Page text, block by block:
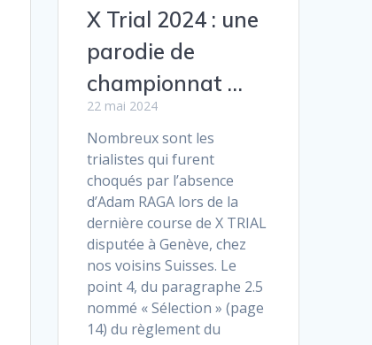
X Trial 2024 : une
parodie de
championnat …
22 mai 2024
Nombreux sont les
trialistes qui furent
choqués par l’absence
d’Adam RAGA lors de la
dernière course de X TRIAL
disputée à Genève, chez
nos voisins Suisses. Le
point 4, du paragraphe 2.5
nommé « Sélection » (page
14) du règlement du